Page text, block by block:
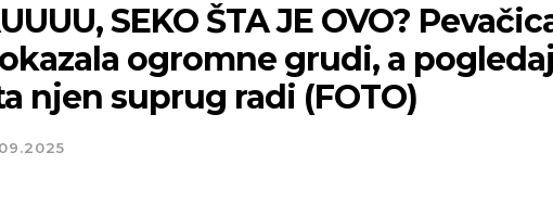
SEKO ŠTA JE OVO?
ogromne grudi, a
njen suprug radi (FOTO)